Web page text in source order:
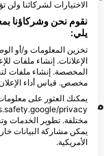
NAUTICA SAFARI
بولندا
مواقع الغوص
الاختيارات لشركائنا ولن
نقوم نحن وشركاؤنا
يلي:
تخزين المعلومات و/أو
الإعلانات. إنشاء ملفات
المخصصة. إنشاء ملفات
مخصص. قياس أداء
مختلفة. تطوير الخدمات
يمكن مشاركة البيانات
الأمريكية.